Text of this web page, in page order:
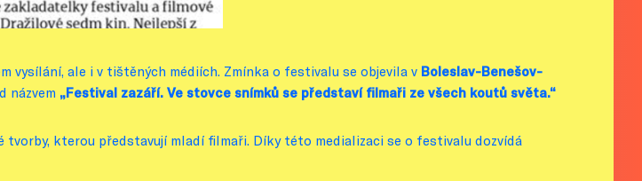
vysílání, ale i v tištěných médiích. Zmínka o festivalu se objevila v Boleslav-Benešov-
názvem „Festival zazáří. Ve stovce snímků se představí filmaři ze všech koutů světa.“
kterou představují mladí filmaři. Díky této medializaci se o festivalu dozvídá